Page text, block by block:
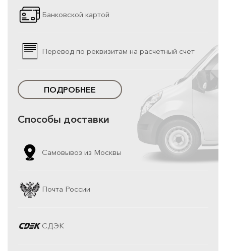
Банковской картой
Перевод по реквизитам на расчетный счет
ПОДРОБНЕЕ
Способы доставки
Самовывоз из Москвы
Почта России
СДЭК